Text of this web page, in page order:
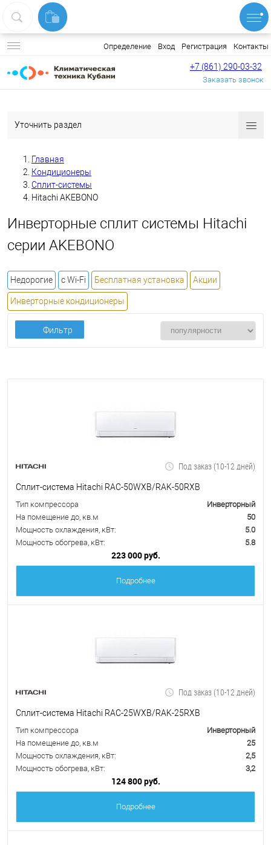
Определение Вход Регистрация Контакты
+7 (861) 290-03-32
Заказать звонок
Уточнить раздел
Главная
Кондиционеры
Сплит-системы
Hitachi AKEBONO
Инверторные сплит системы Hitachi
серии AKEBONO
Недорогие с Wi-Fi Бесплатная установка Акции
Инверторные кондиционеры
Фильтр
Под заказ (10-12 дней)
Сплит-система Hitachi RAC-50WXB/RAK-50RXB
Тип компрессора
Инверторный
На помещение до, кв.м
50
Мощность охлаждения, кВт:
5.0
Мощность обогрева, кВт:
5.8
223 000 руб.
Подробнее
Под заказ (10-12 дней)
Сплит-система Hitachi RAC-25WXB/RAK-25RXB
Тип компрессора
Инверторный
На помещение до, кв.м
25
Мощность охлаждения, кВт:
2,5
Мощность обогрева, кВт:
3,2
124 800 руб.
Подробнее